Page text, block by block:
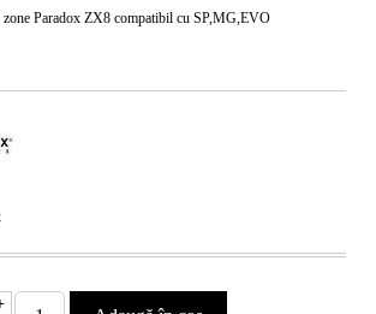
zone Paradox ZX8 compatibil cu SP,MG,EVO